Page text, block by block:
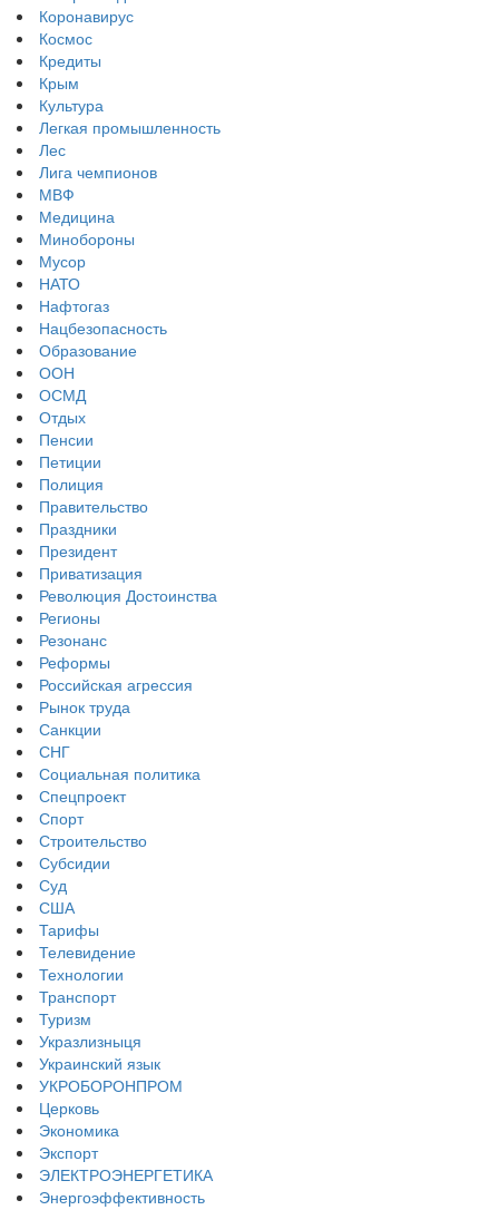
Коронавирус
Космос
Кредиты
Крым
Культура
Легкая промышленность
Лес
Лига чемпионов
МВФ
Медицина
Минобороны
Мусор
НАТО
Нафтогаз
Нацбезопасность
Образование
ООН
ОСМД
Отдых
Пенсии
Петиции
Полиция
Правительство
Праздники
Президент
Приватизация
Революция Достоинства
Регионы
Резонанс
Реформы
Российская агрессия
Рынок труда
Санкции
СНГ
Социальная политика
Спецпроект
Спорт
Строительство
Субсидии
Суд
США
Тарифы
Телевидение
Технологии
Транспорт
Туризм
Укразлизныця
Украинский язык
УКРОБОРОНПРОМ
Церковь
Экономика
Экспорт
ЭЛЕКТРОЭНЕРГЕТИКА
Энергоэффективность